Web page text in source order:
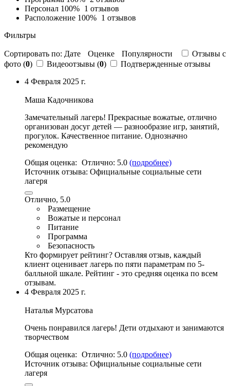
Персонал 100% 1 отзывов
Расположение 100% 1 отзывов
Фильтры
Сортировать по: Дате Оценке Популярности
Отзывы c
фото (0) Видеоотзывы (0)
Подтвержденные отзывы
4 Февраля 2025 г.
Маша Кадочникова
Замечательный лагерь! Прекрасные вожатые, отлично
организован досуг детей — разнообразие игр, занятий,
прогулок. Качественное питание. Однозначно
рекомендую
Общая оценка: Отлично: 5.0 (подробнее)
Источник отзыва: Официальные социальные сети
лагеря
Отлично, 5.0
Размещение
Вожатые и персонал
Питание
Программа
Безопасность
Кто формирует рейтинг? Оставляя отзыв, каждый
клиент оценивает лагерь по пяти параметрам по 5-
балльной шкале. Рейтинг - это средняя оценка по всем
отзывам.
4 Февраля 2025 г.
Наталья Мурсатова
Очень понравился лагерь! Дети отдыхают и занимаются
творчеством
Общая оценка: Отлично: 5.0 (подробнее)
Источник отзыва: Официальные социальные сети
лагеря